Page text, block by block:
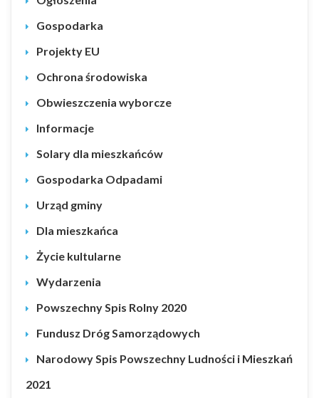
Gospodarka
Projekty EU
Ochrona środowiska
Obwieszczenia wyborcze
Informacje
Solary dla mieszkańców
Gospodarka Odpadami
Urząd gminy
Dla mieszkańca
Życie kultularne
Wydarzenia
Powszechny Spis Rolny 2020
Fundusz Dróg Samorządowych
Narodowy Spis Powszechny Ludności i Mieszkań
2021